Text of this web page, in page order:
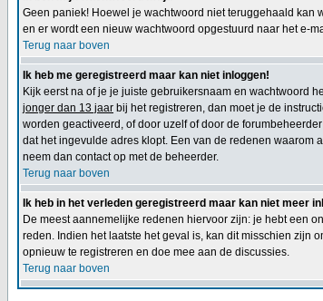
Geen paniek! Hoewel je wachtwoord niet teruggehaald kan
en er wordt een nieuw wachtwoord opgestuurd naar het e-
Terug naar boven
Ik heb me geregistreerd maar kan niet inloggen!
Kijk eerst na of je je juiste gebruikersnaam en wachtwoord
jonger dan 13 jaar bij het registreren, dan moet je de
worden geactiveerd, of door uzelf of door de
dat het ingevulde adres klopt. Een van de redenen waarom
neem dan contact op met de beheerder.
Terug naar boven
Ik heb in het verleden geregistreerd maar kan niet meer
De meest aannemelijke redenen hiervoor zijn: je hebt een
reden. Indien het laatste het geval is, kan dit misschien zijn
opnieuw te registreren en doe mee aan de discussies.
Terug naar boven